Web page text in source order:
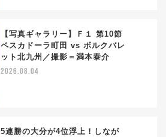
【写真ギャラリー】Ｆ１ 第10節
ペスカドーラ町田 vs ボルクバレ
ット北九州／撮影＝満本泰介
2026.08.04
5連勝の大分が4位浮上！しなが